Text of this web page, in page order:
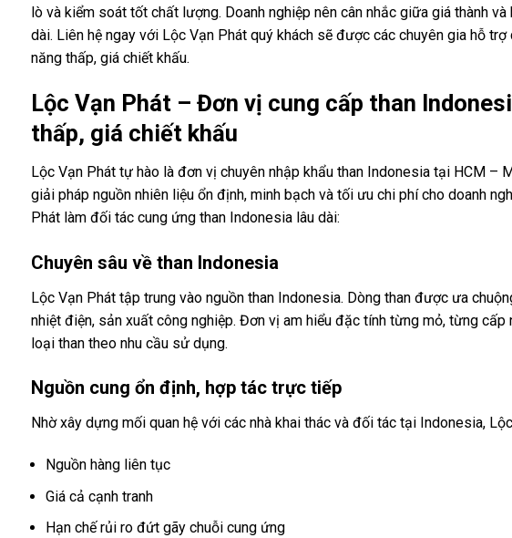
lò và kiểm soát tốt chất lượng. Doanh nghiệp nên cân nhắc giữa giá thành
dài. Liên hệ ngay với Lộc Vạn Phát quý khách sẽ được các chuyên gia hỗ
năng thấp, giá chiết khấu.
Lộc Vạn Phát – Đơn vị cung cấp than
thấp, giá chiết khấu
Lộc Vạn Phát tự hào là đơn vị chuyên nhập khẩu than Indonesia tại HCM –
giải pháp nguồn nhiên liệu ổn định, minh bạch và tối ưu chi phí cho doanh
Phát làm đối tác cung ứng than Indonesia lâu dài:
Chuyên sâu về than Indonesia
Lộc Vạn Phát tập trung vào nguồn than Indonesia. Dòng than được ưa
nhiệt điện, sản xuất công nghiệp. Đơn vị am hiểu đặc tính từng mỏ, từng cấp
loại than theo nhu cầu sử dụng.
Nguồn cung ổn định, hợp tác trực tiếp
Nhờ xây dựng mối quan hệ với các nhà khai thác và đối tác tại Indonesia,
Nguồn hàng liên tục
Giá cả cạnh tranh
Hạn chế rủi ro đứt gãy chuỗi cung ứng